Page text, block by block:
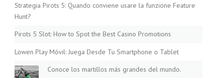
Strategia Pirots 5: Quando conviene usare la funzione Feature
Hunt?
Pirots 5 Slot: How to Spot the Best Casino Promotions
Lowen Play Móvil: Juega Desde Tu Smartphone o Tablet
Conoce los martillos más grandes del mundo.